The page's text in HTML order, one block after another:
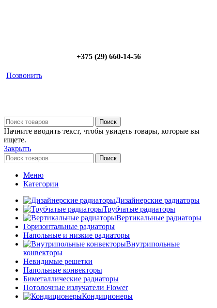
+375 (29) 660-14-56
Позвонить
Поиск
Начните вводить текст, чтобы увидеть товары, которые вы
ищете.
Закрыть
Поиск
Меню
Категории
Дизайнерские радиаторы
Трубчатые радиаторы
Вертикальные радиаторы
Горизонтальные радиаторы
Напольные и низкие радиаторы
Внутрипольные
конвекторы
Невидимые решетки
Напольные конвекторы
Биметаллические радиаторы
Потолочные излучатели Flower
Кондиционеры